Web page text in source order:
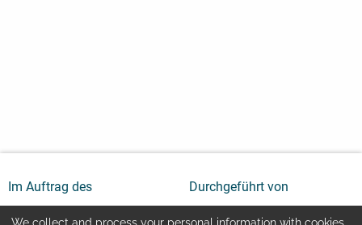
Im Auftrag des Durchgeführt von